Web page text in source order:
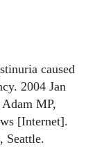
caused
2004 Jan
MP,
[Internet].
Seattle.